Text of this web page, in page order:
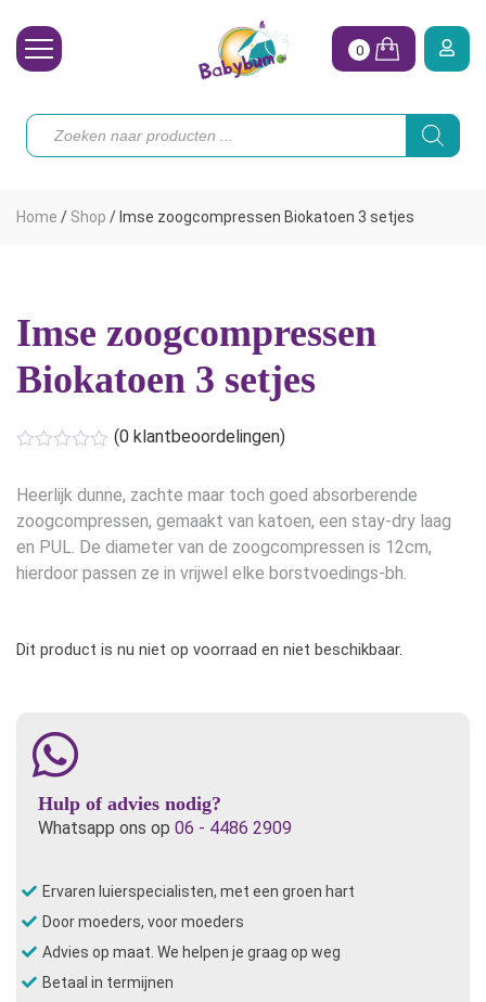
Toebehoren
Onze merken
Hoe begin ik?
0
Producten
zoeken
Home / Shop / Imse zoogcompressen Biokatoen 3 setjes
Imse zoogcompressen
Biokatoen 3 setjes
(0 klantbeoordelingen)
Heerlijk dunne, zachte maar toch goed absorberende
zoogcompressen, gemaakt van katoen, een stay-dry laag
en PUL. De diameter van de zoogcompressen is 12cm,
hierdoor passen ze in vrijwel elke borstvoedings-bh.
Dit product is nu niet op voorraad en niet beschikbaar.
Hulp of advies nodig?
Whatsapp ons op 06 - 4486 2909
Ervaren luierspecialisten, met een groen hart
Door moeders, voor moeders
Advies op maat. We helpen je graag op weg
Betaal in termijnen